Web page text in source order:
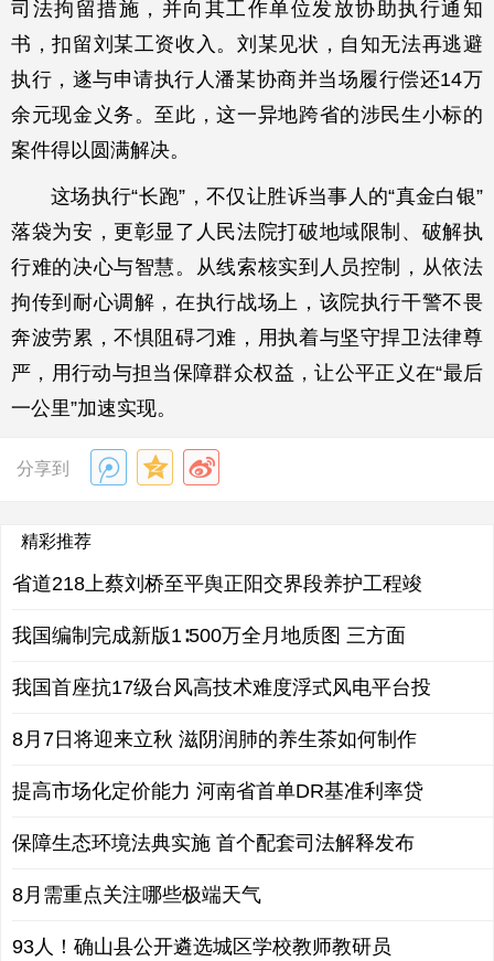
司法拘留措施，并向其工作单位发放协助执行通知
书，扣留刘某工资收入。刘某见状，自知无法再逃避
执行，遂与申请执行人潘某协商并当场履行偿还14万
余元现金义务。至此，这一异地跨省的涉民生小标的
案件得以圆满解决。
这场执行“长跑”，不仅让胜诉当事人的“真金白银”
落袋为安，更彰显了人民法院打破地域限制、破解执
行难的决心与智慧。从线索核实到人员控制，从依法
拘传到耐心调解，在执行战场上，该院执行干警不畏
奔波劳累，不惧阻碍刁难，用执着与坚守捍卫法律尊
严，用行动与担当保障群众权益，让公平正义在“最后
一公里”加速实现。
分享到
精彩推荐
省道218上蔡刘桥至平舆正阳交界段养护工程竣
我国编制完成新版1∶500万全月地质图 三方面
我国首座抗17级台风高技术难度浮式风电平台投
8月7日将迎来立秋 滋阴润肺的养生茶如何制作
提高市场化定价能力 河南省首单DR基准利率贷
保障生态环境法典实施 首个配套司法解释发布
8月需重点关注哪些极端天气
93人！确山县公开遴选城区学校教师教研员